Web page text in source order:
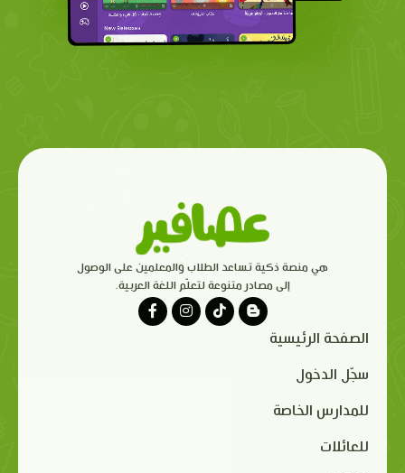
هي منصة ذكية تساعد الطلاب والمعلمين على الوصول
إلى مصادر متنوعة لتعلّم اللغة العربية.
الصفحة الرئيسية
سجّل الدخول
للمدارس الخاصة
للعائلات